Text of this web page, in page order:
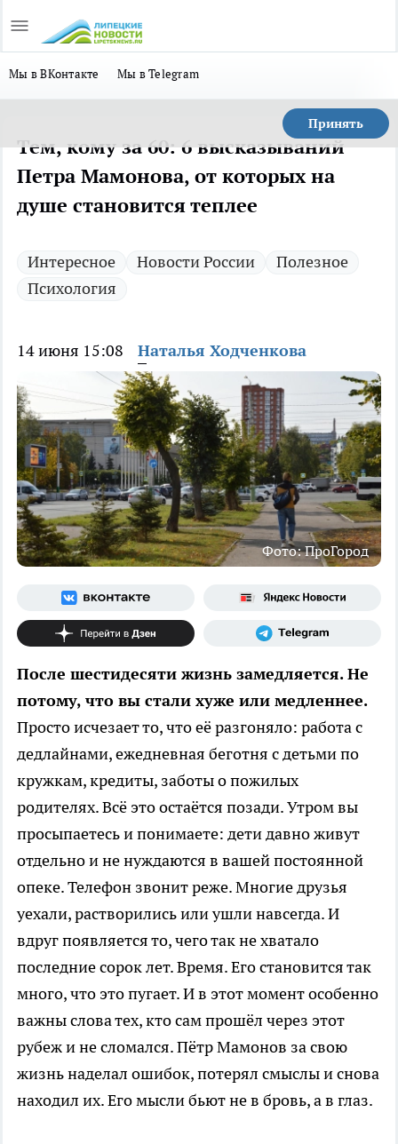
Мы в ВКонтакте Мы в Telegram
Принять
Тем, кому за 60: 6 высказываний
Петра Мамонова, от которых на
душе становится теплее
Интересное Новости России
Полезное
Психология
14 июня 15:08 Наталья Ходченкова
Фото: ПроГород
После шестидесяти жизнь замедляется. Не
потому, что вы стали хуже или медленнее.
Просто исчезает то, что её разгоняло: работа с
дедлайнами, ежедневная беготня с детьми по
кружкам, кредиты, заботы о пожилых
родителях. Всё это остаётся позади. Утром вы
просыпаетесь и понимаете: дети давно живут
отдельно и не нуждаются в вашей постоянной
опеке. Телефон звонит реже. Многие друзья
уехали, растворились или ушли навсегда. И
вдруг появляется то, чего так не хватало
последние сорок лет. Время. Его становится так
много, что это пугает. И в этот момент особенно
важны слова тех, кто сам прошёл через этот
рубеж и не сломался. Пётр Мамонов за свою
жизнь наделал ошибок, потерял смыслы и снова
находил их. Его мысли бьют не в бровь, а в глаз.